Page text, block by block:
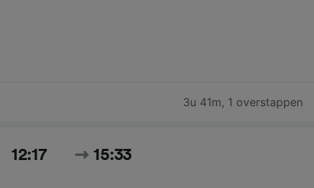
3u 41m, 1 overstappen
12:17 15:33